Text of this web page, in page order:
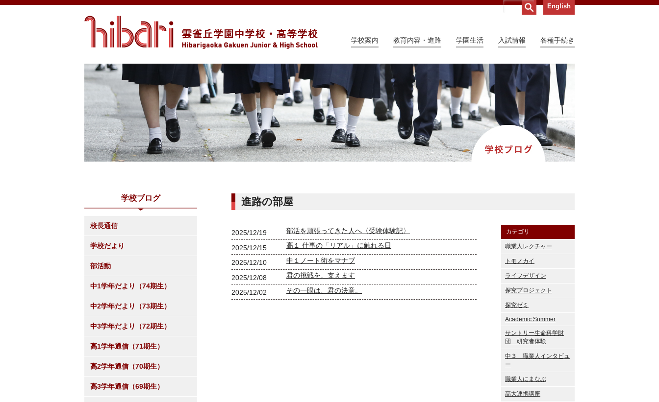
English
学校案内 教育内容・進路 学園生活 入試情報 各種手続き
進路の部屋
2025/12/19 部活を頑張ってきた人へ〈受験体験記〉
2025/12/15 高１ 仕事の「リアル」に触れる日
2025/12/10 中１ノート術をマナブ
2025/12/08 君の挑戦を、支えます
2025/12/02 その一眼は、君の決意。
カテゴリ
職業人レクチャー
トモノカイ
ライフデザイン
探究プロジェクト
探究ゼミ
Academic Summer
サントリー生命科学財
団 研究者体験
中３ 職業人インタビュ
ー
職業人にまなぶ
高大連携講座
学校ブログ
校長通信
学校だより
部活動
中1学年だより（74期生）
中2学年だより（73期生）
中3学年だより（72期生）
高1学年通信（71期生）
高2学年通信（70期生）
高3学年通信（69期生）